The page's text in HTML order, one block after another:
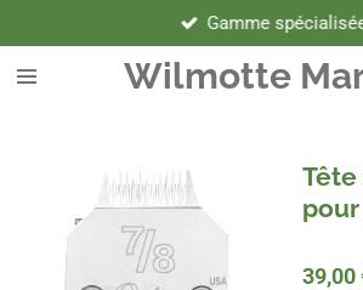
au
contenu
Wilmotte
Gamme
39,00